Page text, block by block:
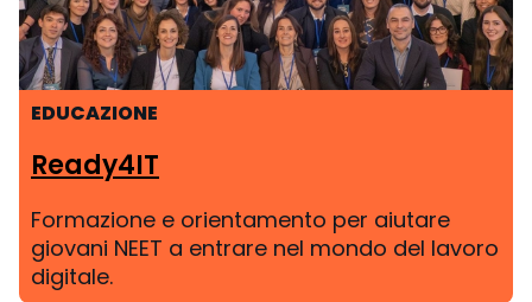
EDUCAZIONE
Ready4IT
Formazione e orientamento per aiutare
giovani NEET a entrare nel mondo del lavoro
digitale.